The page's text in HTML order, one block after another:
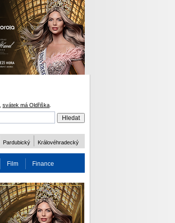
svátek má Oldřiška
Pardubický Královéhradecký
Film Finance
ODM 2016